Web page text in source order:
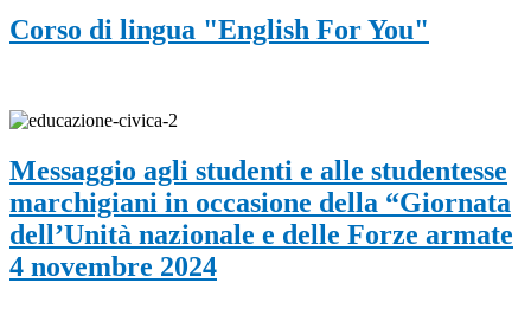
Corso di lingua "English For You"
Messaggio agli studenti e alle studentesse
marchigiani in occasione della “Giornata
dell’Unità nazionale e delle Forze armate
4 novembre 2024